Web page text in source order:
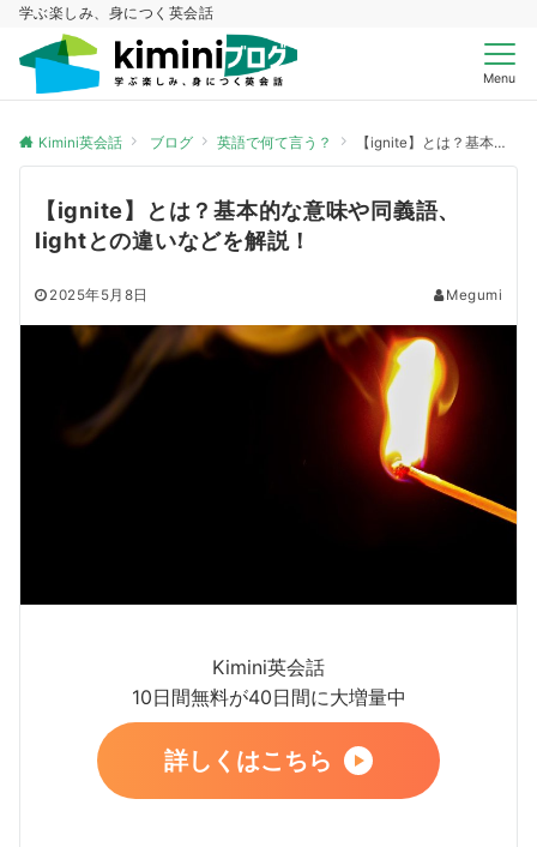
学ぶ楽しみ、身につく英会話
Menu
Kimini英会話 ブログ 英語で何て言う？ 【ignite】とは？基本的な意味や同義語、lightとの違いなどを解説！
【ignite】とは？基本的な意味や同義語、
lightとの違いなどを解説！
2025年5月8日 Megumi
Kimini英会話
10日間無料が40日間に大増量中
詳しくはこちら